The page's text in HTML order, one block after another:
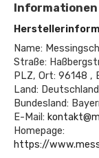
Name:
Straße:
PLZ, Ort: 96148 ,
Land: Deutschland
Bundesland:
E-Mail:
Homepage:
https://